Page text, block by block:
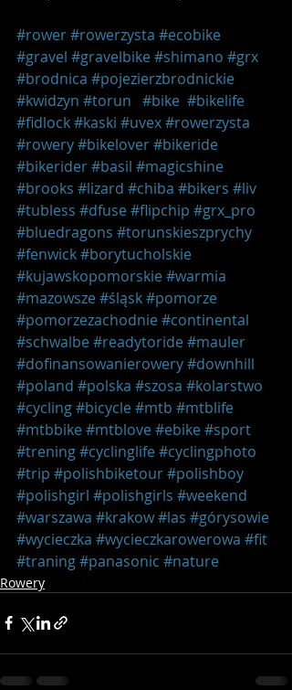
#rower#rowerzysta #ecobike
#gravel #gravelbike #shimano #grx
#brodnica #pojezierzbrodnickie
#kwidzyn #torun #bike #bikelife
#fidlock#kaski #uvex#rowerzysta
#rowery#bikelover#bikeride
#bikerider#basil #magicshine
#brooks #lizard #chiba #bikers #liv
#tubless #dfuse #flipchip #grx_pro
#bluedragons #torunskieszprychy
#fenwick#borytucholskie
#kujawskopomorskie #warmia
#mazowsze #śląsk#pomorze
#pomorzezachodnie #continental
#schwalbe #readytoride #mauler
#dofinansowanierowery#downhill
#poland #polska #szosa #kolarstwo
#cycling#bicycle #mtb #mtblife
#mtbbike #mtblove #ebike #sport
#trening#cyclinglife #cyclingphoto
#trip #polishbiketour#polishboy
#polishgirl #polishgirls #weekend
#warszawa #krakow#las #górysowie
#wycieczka #wycieczkarowerowa #fit
#traning#panasonic #nature
Rowery